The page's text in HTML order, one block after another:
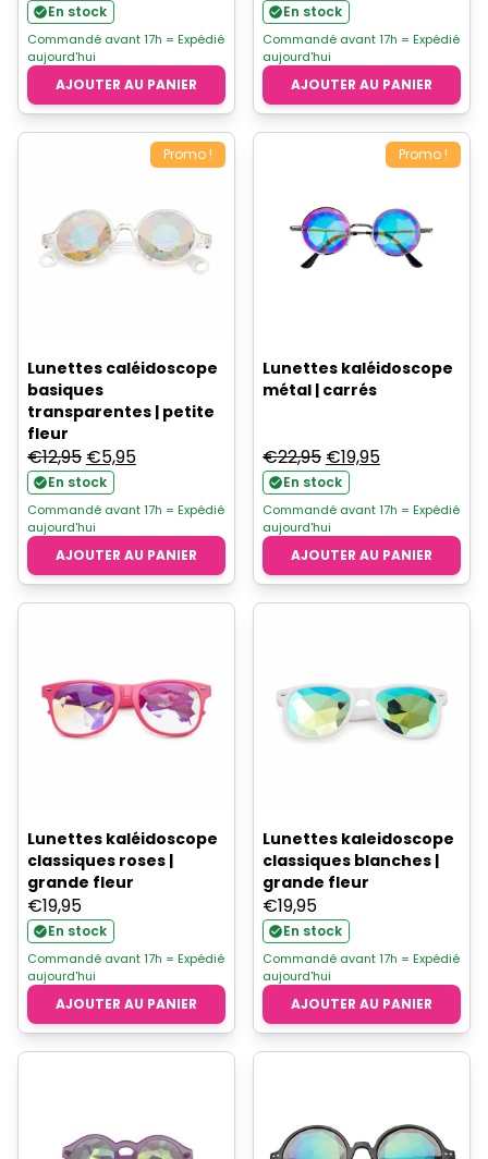
En stock
Commandé avant 17h = Expédié
aujourd'hui
AJOUTER AU PANIER
En stock
Commandé avant 17h = Expédié
aujourd'hui
AJOUTER AU PANIER
Promo !
Lunettes caléidoscope
basiques
transparentes | petite
fleur
€12,95 Le
prix
initial
était :
€12,95.
€5,95Le
actuel
est :
€5,95.
En stock
Commandé avant 17h = Expédié
aujourd'hui
AJOUTER AU PANIER
Promo !
Lunettes kaléidoscope
métal | carrés
€22,95 Le
prix
initial
était :
€22,95.
€19,95Le
actuel
est :
€19,95.
En stock
Commandé avant 17h = Expédié
aujourd'hui
AJOUTER AU PANIER
Lunettes kaléidoscope
classiques roses |
grande fleur
€19,95
En stock
Commandé avant 17h = Expédié
aujourd'hui
AJOUTER AU PANIER
Lunettes kaleidoscope
classiques blanches |
grande fleur
€19,95
En stock
Commandé avant 17h = Expédié
aujourd'hui
AJOUTER AU PANIER